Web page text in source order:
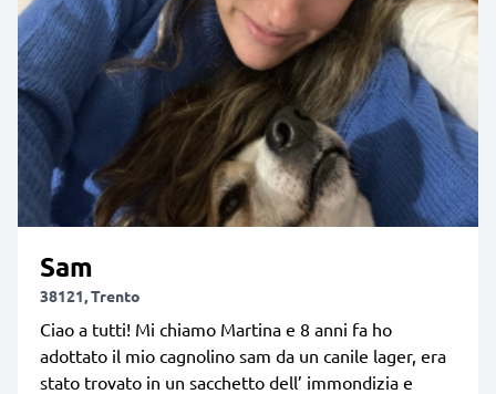
Sam
38121, Trento
Ciao a tutti! Mi chiamo Martina e 8 anni fa ho
adottato il mio cagnolino sam da un canile lager, era
stato trovato in un sacchetto dell’ immondizia e